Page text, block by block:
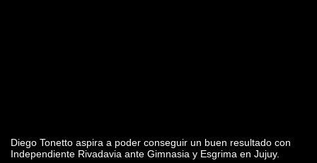
Diego Tonetto aspira a poder conseguir un buen resultado con
Independiente Rivadavia ante Gimnasia y Esgrima en Jujuy.